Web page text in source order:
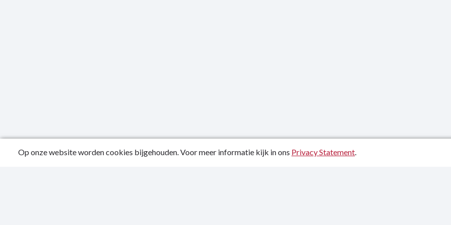
Publicatiedatum: 13-12-2021
Op onze website worden cookies bijgehouden. Voor meer informatie kijk in ons Privacy Statement.